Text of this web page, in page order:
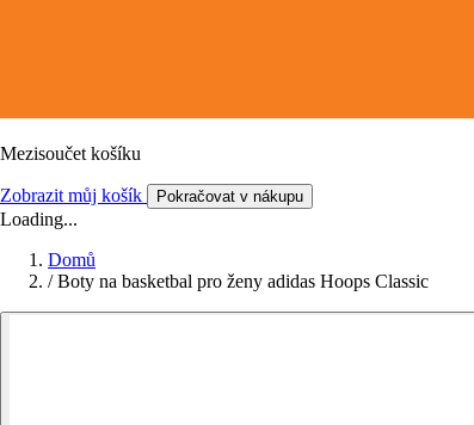
Mezisoučet košíku
Zobrazit můj košík Pokračovat v nákupu
Loading...
Domů
/ Boty na basketbal pro ženy adidas Hoops Classic